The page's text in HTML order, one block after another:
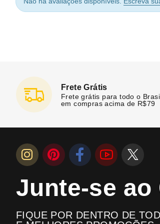
Frete Grátis
Frete grátis para todo o
em compras acima de R$79
Junte-se ao
FIQUE POR DENTRO DE